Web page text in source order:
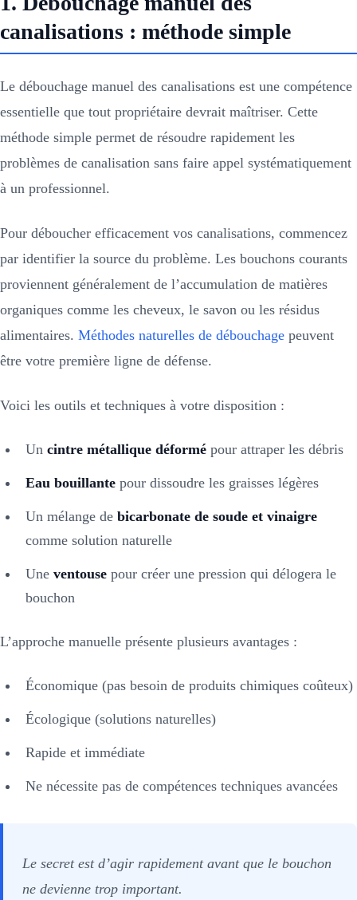
canalisations : méthode simple
Le débouchage manuel des canalisations est une compétence
essentielle que tout propriétaire devrait maîtriser. Cette
méthode simple permet de résoudre rapidement les
problèmes de canalisation sans faire appel systématiquement
à un professionnel.
Pour déboucher efficacement vos canalisations, commencez
par identifier la source du problème. Les bouchons courants
proviennent généralement de l’accumulation de matières
organiques comme les cheveux, le savon ou les résidus
alimentaires. Méthodes naturelles de débouchage peuvent
être votre première ligne de défense.
Voici les outils et techniques à votre disposition :
Un cintre métallique déformé pour attraper les débris
Eau bouillante pour dissoudre les graisses légères
Un mélange de bicarbonate de soude et vinaigre
comme solution naturelle
Une ventouse pour créer une pression qui délogera le
bouchon
L’approche manuelle présente plusieurs avantages :
Économique (pas besoin de produits chimiques coûteux)
Écologique (solutions naturelles)
Rapide et immédiate
Ne nécessite pas de compétences techniques avancées
Le secret est d’agir rapidement avant que le bouchon
ne devienne trop important.